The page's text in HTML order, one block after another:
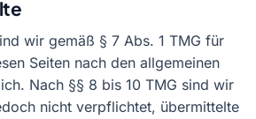
wir gemäß § 7 Abs. 1 TMG für
Seiten nach den allgemeinen
Nach §§ 8 bis 10 TMG sind wir
nicht verpflichtet, übermittelte